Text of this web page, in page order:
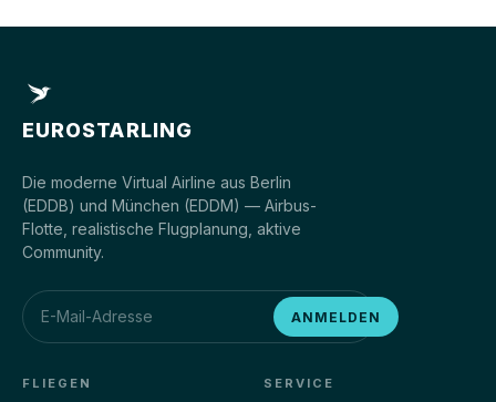
EUROSTARLING
Die moderne Virtual Airline aus Berlin
(EDDB) und München (EDDM) — Airbus-
Flotte, realistische Flugplanung, aktive
Community.
ANMELDEN
FLIEGEN SERVICE